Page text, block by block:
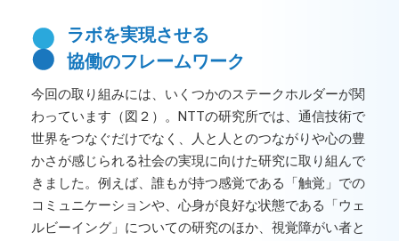
ラボを実現させる
協働のフレームワーク
今回の取り組みには、いくつかのステークホルダーが関
わっています（図２）。NTTの研究所では、通信技術で
世界をつなぐだけでなく、人と人とのつながりや心の豊
かさが感じられる社会の実現に向けた研究に取り組んで
きました。例えば、誰もが持つ感覚である「触覚」での
コミュニケーションや、心身が良好な状態である「ウェ
ルビーイング」についての研究のほか、視覚障がい者と